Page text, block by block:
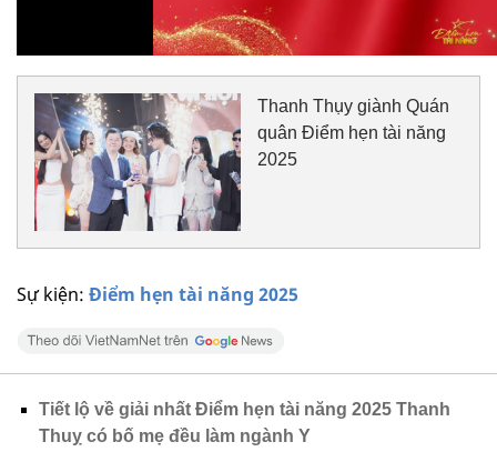
Sự kiện: Điểm hẹn tài năng 2025
Thanh Thụy giành Quán
quân Điểm hẹn tài năng
2025
Tiết lộ về giải nhất Điểm hẹn tài năng 2025 Thanh
Thuỵ có bố mẹ đều làm ngành Y